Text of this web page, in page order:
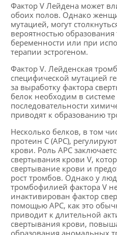
Фактор V Лейдена может
обоих полов. Однако
мутацией, могут
вероятностью
беременности или при
терапии эстрогеном.
Фактор V. Лейденская
специфической мутацией
за выработку фактора
белок необходим в
последовательности
приводят к образованию
Несколько белков, в том
протеин С (APC),
крови. Роль APC
свертывания крови V,
свертывание крови и
рост тромбов. Однако у
тромбофилией фактора V
инактивирован фактор
помощью APC, как это
приводит к длительной
свертывания крови,